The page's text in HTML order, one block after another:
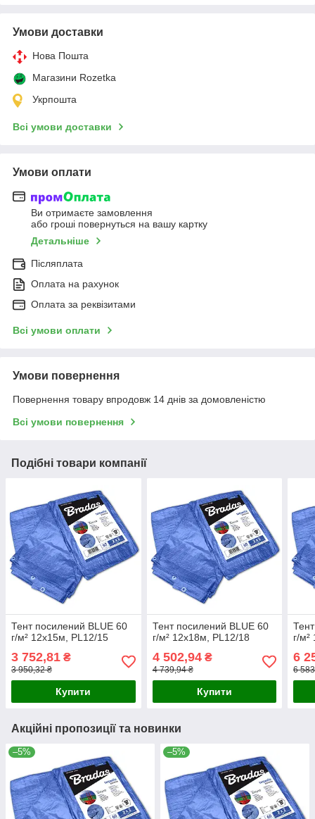
Умови доставки
Нова Пошта
Магазини Rozetka
Укрпошта
Всі умови доставки
Умови оплати
Ви отримаєте замовлення
або гроші повернуться на вашу картку
Детальніше
Післяплата
Оплата на рахунок
Оплата за реквізитами
Всі умови оплати
Умови повернення
Повернення товару впродовж 14 днів за домовленістю
Всі умови повернення
Подібні товари компанії
Тент посилений BLUE 60
г/м² 12х15м, PL12/15
3 752,81 ₴
3 950,32 ₴
Купити
Тент посилений BLUE 60
г/м² 12х18м, PL12/18
4 502,94₴
4 739,94 ₴
Купити
г/
6
6
Акційні пропозиції та новинки
–5% –5%